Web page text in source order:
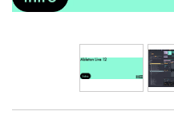
Casques
Micros & HF